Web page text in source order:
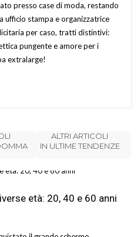
presso case di moda, restando
ufficio stampa e organizzatrice
per caso, tratti distintivi:
pungente e amore per i
extralarge!
ALTRI ARTICOLI
IN ULTIME TENDENZE
età: 20, 40 e 60 anni